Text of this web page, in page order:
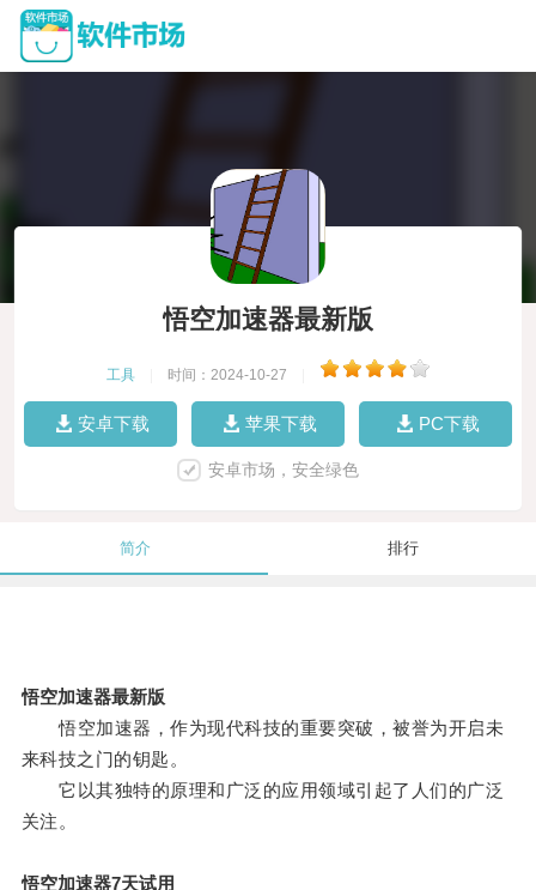
悟空加速器最新版
工具 时间：2024-10-27
安卓下载 苹果下载 PC下载
安卓市场，安全绿色
简介 排行
悟空加速器最新版
悟空加速器，作为现代科技的重要突破，被誉为开启未
来科技之门的钥匙。
它以其独特的原理和广泛的应用领域引起了人们的广泛
关注。
悟空加速器7天试用